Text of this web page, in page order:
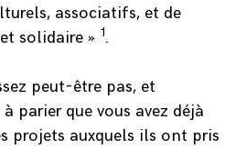
associatifs, et de
solidaire » 1.
peut-être pas, et
parier que vous avez déjà
projets auxquels ils ont pris